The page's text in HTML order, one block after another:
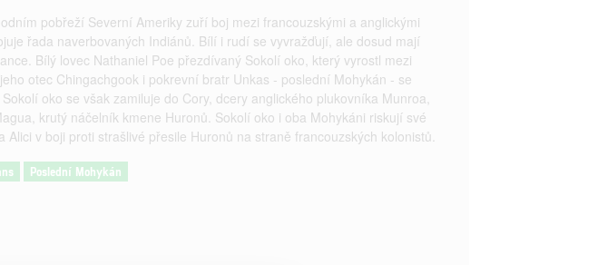
pobřeží Severní Ameriky zuří boj mezi francouzskými a anglickými
řada naverbovaných Indiánů. Bílí i rudí se vyvražďují, ale dosud mají
Bílý lovec Nathaniel Poe přezdívaný Sokolí oko, který vyrostl mezi
otec Chingachgook i pokrevní bratr Unkas - poslední Mohykán - se
oko se však zamiluje do Cory, dcery anglického plukovníka Munroa,
krutý náčelník kmene Huronů. Sokolí oko i oba Mohykáni riskují své
Alici v boji proti strašlivé přesile Huronů na straně francouzských kolonistů.
Poslední Mohykán